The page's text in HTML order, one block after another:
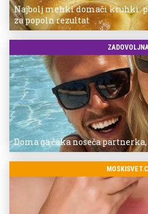
Najbolj mehki domači kruhki:
za popoln rezultat
Doma ga čaka noseča